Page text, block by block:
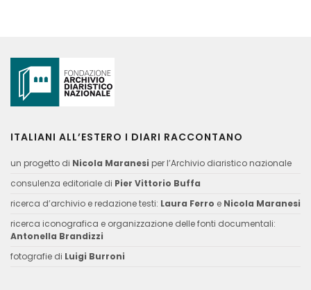
ITALIANI ALL’ESTERO I DIARI RACCONTANO
un progetto di Nicola Maranesi per l’Archivio diaristico nazionale
consulenza editoriale di Pier Vittorio Buffa
ricerca d’archivio e redazione testi: Laura Ferro e Nicola Maranesi
ricerca iconografica e organizzazione delle fonti documentali:
Antonella Brandizzi
fotografie di Luigi Burroni